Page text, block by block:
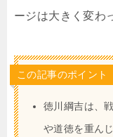
ージは大きく変わ
この記事のポイント
徳川綱吉は、
や道徳を重ん